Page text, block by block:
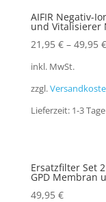
AIFIR Negativ-
und Vitalisierer
21,95 €– 49,95 €
inkl. MwSt.
zzgl.
Lieferzeit: 1-3
Ersatzfilter Set
GPD Membran
49,95 €